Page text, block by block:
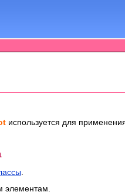
используется для
элементам.